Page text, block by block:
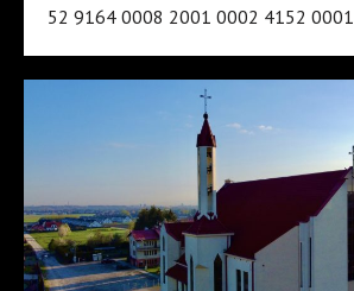
52 9164 0008 2001 0002 4152 0001